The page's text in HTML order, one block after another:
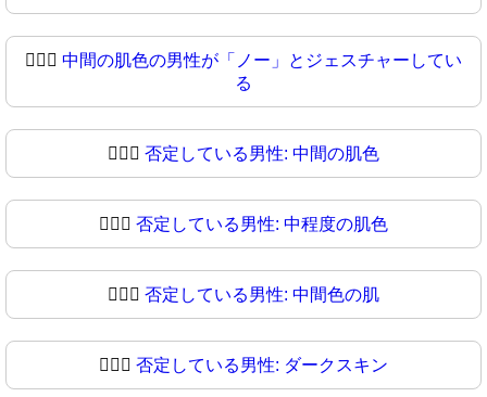
🙆🏽‍♂️ 中間の肌色の男性が「ノー」とジェスチャーしてい
る
🙆🏽‍♂ 否定している男性: 中間の肌色
🙆🏾‍♂️ 否定している男性: 中程度の肌色
🙆🏾‍♂ 否定している男性: 中間色の肌
🙆🏿‍♂️ 否定している男性: ダークスキン